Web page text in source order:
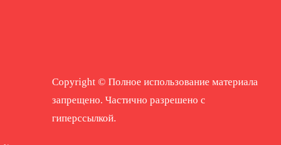
Copyright © Полное использование материала
запрещено. Частично разрешено с
гиперссылкой.